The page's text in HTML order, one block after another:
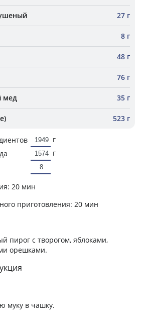
27 г
8 г
48 г
76 г
мед 35 г
523 г
г
г
20 мин
приготовления: 20 мин
пирог с творогом, яблоками,
орешками.
муку в чашку.